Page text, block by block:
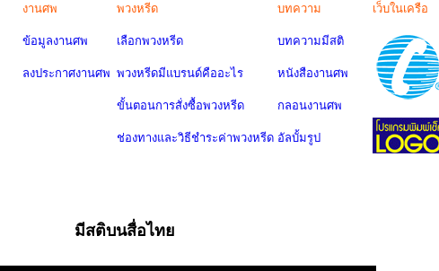
งานศพ
ข้อมูลงานศพ
ลงประกาศงานศพ
พวงหรีด
เลือกพวงหรีด
พวงหรีดมีแบรนด์คืออะไร
ขั้นตอนการสั่งซื้อพวงหรีด
ช่องทางและวิธีชำระค่าพวงหรีด
บทความ
บทความมีสติ
หนังสืองานศพ
กลอนงานศพ
อัลบั้มรูป
เว็บในเครือ
มีสติบนสื่อไทย